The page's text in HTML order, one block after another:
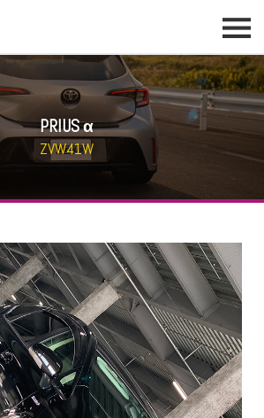
PRIUS α
ZVW41W